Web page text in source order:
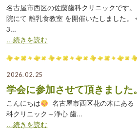
名古屋市西区の佐藤歯科クリニックです
院にて 離乳食教室 を開催いたしました。
3...
…続きを読む
2026.02.25
学会に参加させて頂きました。
こんにちは
名古屋市西区花の木にある
科クリニック～浄心 歯...
…続きを読む